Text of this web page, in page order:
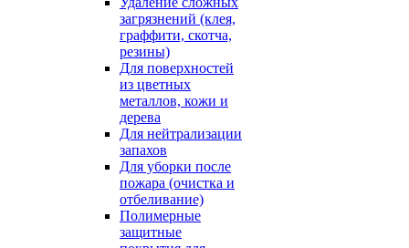
загрязнений (клея,
граффити, скотча,
резины)
Для поверхностей
из цветных
металлов, кожи и
дерева
Для нейтрализации
запахов
Для уборки после
пожара (очистка и
отбеливание)
Полимерные
защитные